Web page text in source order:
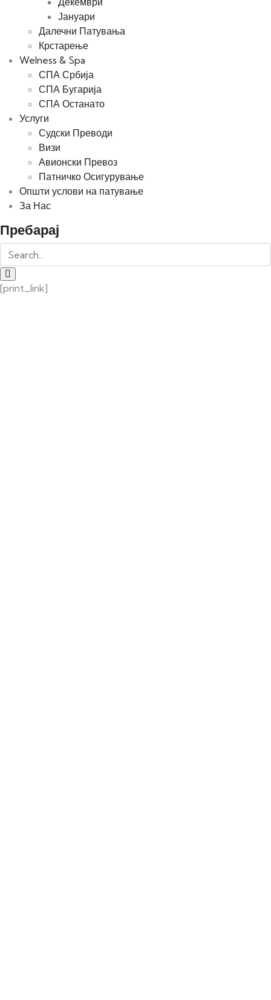
Јануари
Далечни Патувања
Крстарење
Welness & Spa
СПА Србија
СПА Бугарија
СПА Останато
Услуги
Судски Преводи
Визи
Авионски Превоз
Патничко Осигурување
Општи услови на патување
За Нас
Пребарај
[print_link]